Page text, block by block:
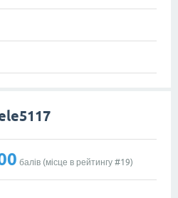
балів (місце в рейтингу #19)